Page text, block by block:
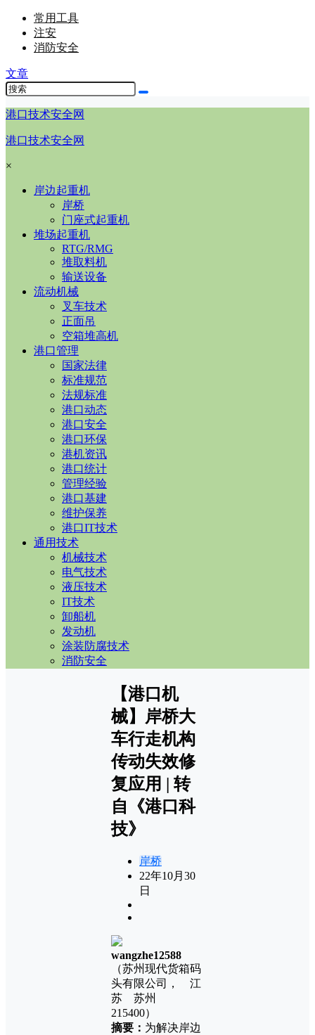
常用工具
注安
消防安全
文章
港口技术安全网
港口技术安全网
×
岸边起重机
岸桥
门座式起重机
堆场起重机
RTG/RMG
堆取料机
输送设备
流动机械
叉车技术
正面吊
空箱堆高机
港口管理
国家法律
标准规范
法规标准
港口动态
港口安全
港口环保
港机资讯
港口统计
管理经验
港口基建
维护保养
港口IT技术
通用技术
机械技术
电气技术
液压技术
IT技术
卸船机
发动机
涂装防腐技术
消防安全
【港口机
械】岸桥大
车行走机构
传动失效修
复应用 | 转
自《港口科
技》
岸桥
22年10月30
日
wangzhe12588
（苏州现代货箱码
头有限公司， 江
苏 苏州
215400）
摘要： 为解决岸边